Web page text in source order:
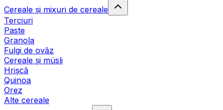
Cereale și mixuri de cereale
Terciuri
Paste
Granola
Fulgi de ovăz
Cereale și müsli
Hrișcă
Quinoa
Orez
Alte cereale